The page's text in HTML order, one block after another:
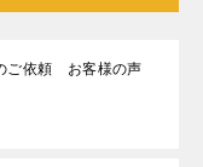
ご依頼 お客様の声